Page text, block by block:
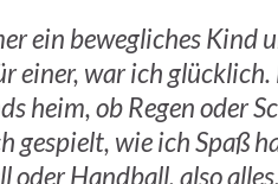
ein bewegliches Kind
einer, war ich
heim, ob Regen oder
gespielt, wie ich Spaß
oder Handball, also